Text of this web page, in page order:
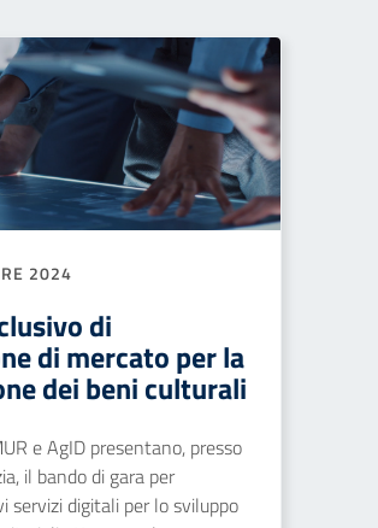
2024
di
di mercato per la
dei beni culturali
e AgID presentano, presso
il bando di gara per
servizi digitali per lo sviluppo